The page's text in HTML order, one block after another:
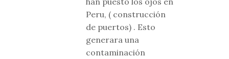
Peru, ( construcción
de puertos) . Esto
generara una
contaminación